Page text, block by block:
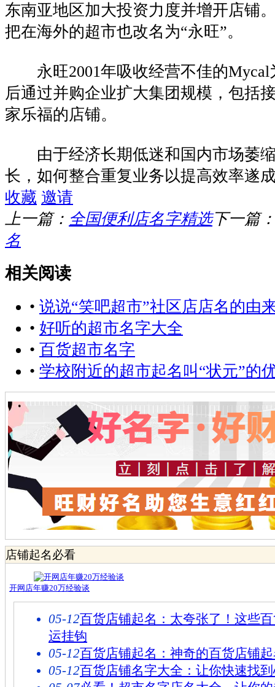
东南亚地区加大投资力度并增开店铺
把在海外的超市也改名为“永旺”。
永旺2001年吸收经营不佳的Mycal
后通过并购企业扩大集团规模，包括
家乐福的店铺。
由于经济长期低迷和国内市场萎缩
长，如何整合重复业务以提高效率遂
收藏 邀请
上一篇： 全国便利店名字精选下一篇
名
相关阅读
• 说说“笑吧超市”社区店店名的由
• 好听的超市名字大全
• 百货超市名字
• 学校附近的超市起名叫“状元”的
店铺起名必看
开网店年赚20万经验谈
05-12百货店铺起名：太夸张了！这些
运挂钩
05-12百货店铺起名：神奇的百货店铺
05-12百货店铺名字大全：让你快速找